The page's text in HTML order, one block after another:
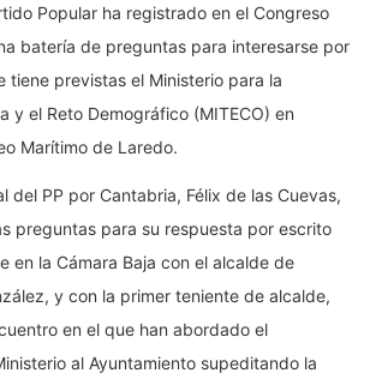
Popular ha registrado en el Congreso
batería de preguntas para interesarse por
tiene previstas el Ministerio para la
y el Reto Demográfico (MITECO) en
Marítimo de Laredo.
del PP por Cantabria, Félix de las Cuevas,
preguntas para su respuesta por escrito
en la Cámara Baja con el alcalde de
y con la primer teniente de alcalde,
en el que han abordado el
al Ayuntamiento supeditando la